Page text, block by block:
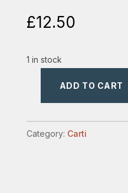
£12.50
1 in stock
Lui
Dumnezeu
ADD TO CART
Category: Carti